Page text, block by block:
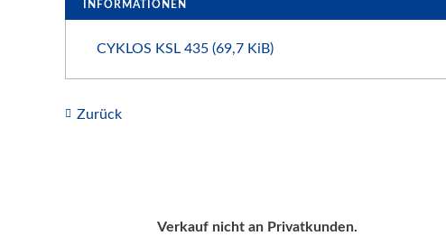
INFORMATIONEN
CYKLOS KSL 435 (69,7 KiB)
Zurück
Verkauf nicht an Privatkunden.